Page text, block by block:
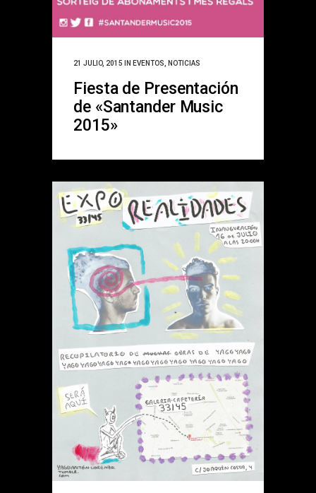
21 JULIO, 2015 IN EVENTOS, NOTICIAS
Fiesta de Presentación
de «Santander Music
2015»